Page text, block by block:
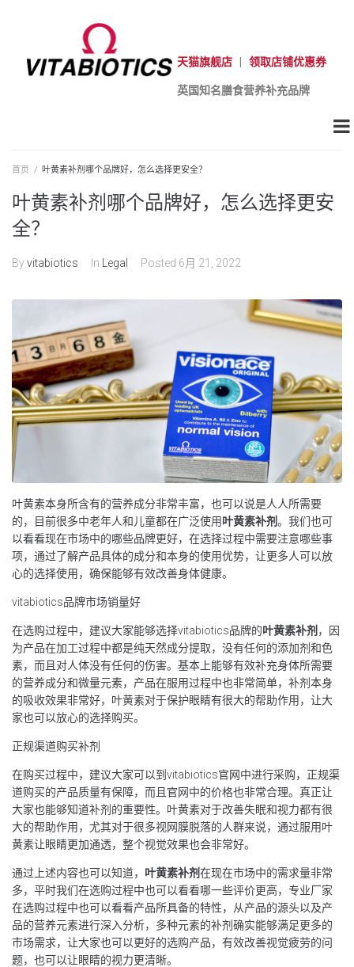
天猫旗舰店 领取店铺优惠券
英国知名膳食营养补充品牌
首页 / 叶黄素补剂哪个品牌好，怎么选择更安全？
叶黄素补剂哪个品牌好，怎么选择更安
全？
Byvitabiotics In Legal Posted 6月 21, 2022
叶黄素本身所含有的营养成分非常丰富，也可以说是人人所需要
的，目前很多中老年人和儿童都在广泛使用叶黄素补剂。我们也可
以看看现在市场中的哪些品牌更好，在选择过程中需要注意哪些事
项，通过了解产品具体的成分和本身的使用优势，让更多人可以放
心的选择使用，确保能够有效改善身体健康。
vitabiotics品牌市场销量好
在选购过程中，建议大家能够选择vitabiotics品牌的叶黄素补剂 ，因
为产品在加工过程中都是纯天然成分提取，没有任何的添加剂和色
素，而且对人体没有任何的伤害。基本上能够有效补充身体所需要
的营养成分和微量元素，产品在服用过程中也非常简单，补剂本身
的吸收效果非常好，叶黄素对于保护眼睛有很大的帮助作用，让大
家也可以放心的选择购买。
正规渠道购买补剂
在购买过程中，建议大家可以到vitabiotics官网中进行采购，正规渠
道购买的产品质量有保障，而且官网中的价格也非常合理。真正让
大家也能够知道补剂的重要性。叶黄素对于改善失眠和视力都有很
大的帮助作用，尤其对于很多视网膜脱落的人群来说，通过服用叶
黄素让眼睛更加通透，整个视觉效果也会非常好。
通过上述内容也可以知道， 叶黄素补剂在现在市场中的需求量非常
多，平时我们在选购过程中也可以看看哪一些评价更高，专业厂家
在选购过程中也可以看看产品所具备的特性，从产品的源头以及产
品的营养元素进行深入分析，多种元素的补剂确实能够满足更多的
市场需求，让大家也可以更好的选购产品，有效改善视觉疲劳的问
题，也可以让眼睛的视力更清晰。